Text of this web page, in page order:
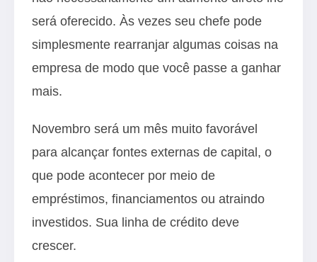
será oferecido. Às vezes seu chefe pode
simplesmente rearranjar algumas coisas na
empresa de modo que você passe a ganhar
mais.
Novembro será um mês muito favorável
para alcançar fontes externas de capital, o
que pode acontecer por meio de
empréstimos, financiamentos ou atraindo
investidos. Sua linha de crédito deve
crescer.